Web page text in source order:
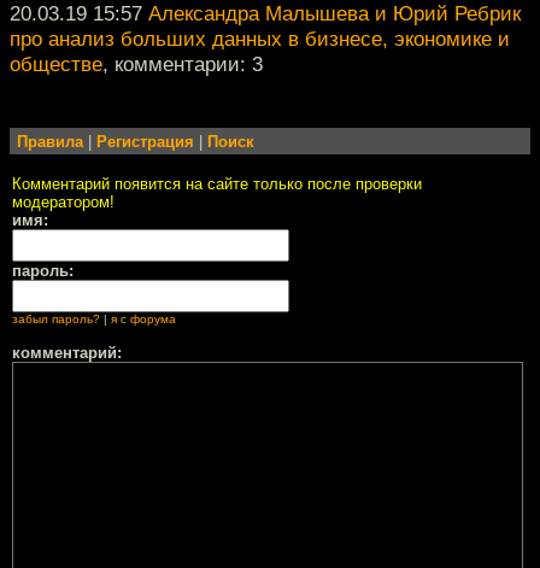
20.03.19 15:57 Александра Малышева и Юрий Ребрик
про анализ больших данных в бизнесе, экономике и
обществе, комментарии: 3
Правила| Регистрация Поиск
Комментарий появится на сайте только после проверки
модератором!
имя:
пароль:
забыл пароль? я с форума
комментарий: